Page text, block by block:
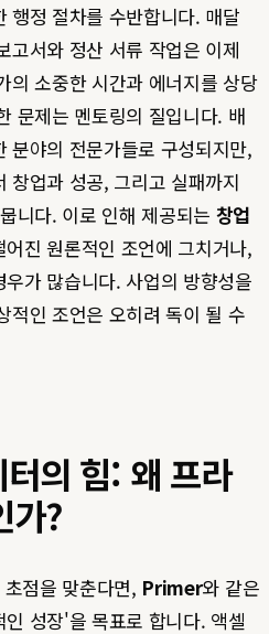
행정 절차를 수반합니다. 매달
고서와 정산 서류 작업은 이제
의 소중한 시간과 에너지를 상당
문제는 멘토링의 질입니다. 배
분야의 전문가들로 구성되지만,
창업과 성공, 그리고 실패까지
니다. 이로 인해 제공되는 창업
진 원론적인 조언에 그치거나,
가 많습니다. 사업의 방향성을
적인 조언은 오히려 독이 될 수
의 힘: 왜 프라
?
점을 맞춘다면, Primer와 같은
성장'을 목표로 합니다. 액셀